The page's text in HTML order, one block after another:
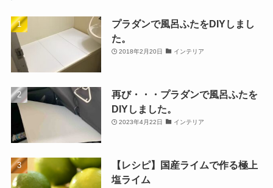
プラダンで風呂ふたをDIYしまし
た。
2018年2月20日 インテリア
再び・・・プラダンで風呂ふたを
DIYしました。
2023年4月22日 インテリア
【レシピ】国産ライムで作る極上
塩ライム